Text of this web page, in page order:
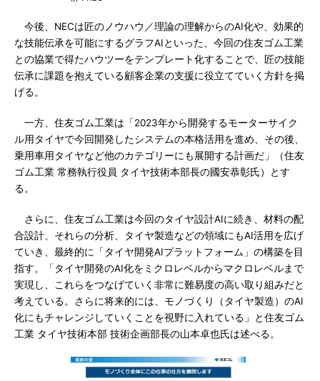
今後、NECは匠のノウハウ／理論の理解からのAI化や、効果的
な技能伝承を可能にするグラフAIといった、今回の住友ゴム工業
との協業で得たハウツーをテンプレート化することで、匠の技能
伝承に課題を抱えている顧客企業の支援に役立てていく方針を掲
げる。
一方、住友ゴム工業は「2023年から開発するモーターサイク
ル用タイヤで今回開発したシステムの本格活用を進め、その後、
乗用車用タイヤなど他のカテゴリーにも展開する計画だ」（住友
ゴム工業 常務執行役員 タイヤ技術本部長の國安恭彰氏）とす
る。
さらに、住友ゴム工業は今回のタイヤ設計AIに続き、材料の配
合設計、それらの分析、タイヤ製造などの領域にもAI活用を広げ
ていき、最終的に「タイヤ開発AIプラットフォーム」の構築を目
指す。「タイヤ開発のAI化をミクロレベルからマクロレベルまで
実現し、これらをつなげていく非常に難易度の高い取り組みだと
考えている。さらに将来的には、モノづくり（タイヤ製造）のAI
化にもチャレンジしていくことを視野に入れている」と住友ゴム
工業 タイヤ技術本部 技術企画部長の山本卓也氏は述べる。